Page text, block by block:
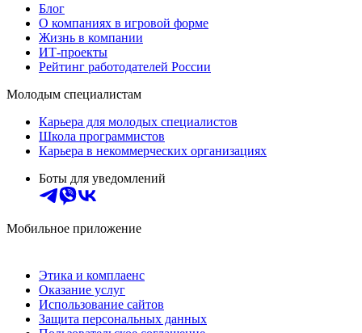
Блог
О компаниях в игровой форме
Жизнь в компании
ИТ-проекты
Рейтинг работодателей России
Молодым специалистам
Карьера для молодых специалистов
Школа программистов
Карьера в некоммерческих организациях
Боты для уведомлений
Мобильное приложение
Этика и комплаенс
Оказание услуг
Использование сайтов
Защита персональных данных